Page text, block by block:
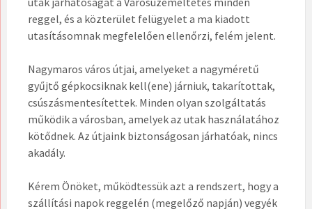
reggel, és a közterület felügyelet a ma kiadott
utasításomnak megfelelően ellenőrzi, felém jelent.
Nagymaros város útjai, amelyeket a nagyméretű
gyűjtő gépkocsiknak kell(ene) járniuk, takarítottak,
csúszásmentesítettek. Minden olyan szolgáltatás
működik a városban, amelyek az utak használatához
kötődnek. Az útjaink biztonságosan járhatóak, nincs
akadály.
Kérem Önöket, működtessük azt a rendszert, hogy a
szállítási napok reggelén (megelőző napján) vegyék